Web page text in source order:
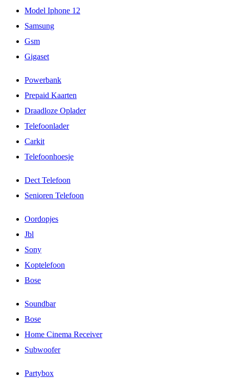
Model Iphone 12
Samsung
Gsm
Gigaset
Powerbank
Prepaid Kaarten
Draadloze Oplader
Telefoonlader
Carkit
Telefoonhoesje
Dect Telefoon
Senioren Telefoon
Oordopjes
Jbl
Sony
Koptelefoon
Bose
Soundbar
Bose
Home Cinema Receiver
Subwoofer
Partybox